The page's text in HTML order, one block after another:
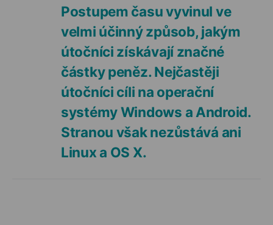
Postupem času vyvinul ve
velmi účinný způsob, jakým
útočníci získávají značné
částky peněz. Nejčastěji
útočníci cíli na operační
systémy Windows a Android.
Stranou však nezůstává ani
Linux a OS X.